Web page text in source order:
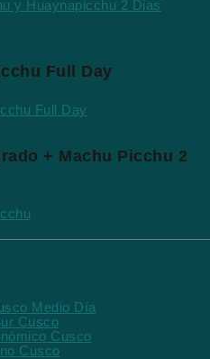
y Huaynapicchu 2 Dias
Full Day
+ Machu Picchu 2
Medio Día
Cusco
Cusco
Cusco